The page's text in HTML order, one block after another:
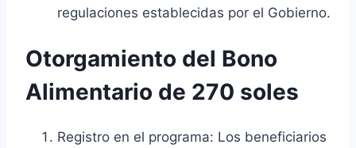
regulaciones establecidas por el Gobierno.
Otorgamiento del Bono
Alimentario de 270 soles
Registro en el programa: Los beneficiarios